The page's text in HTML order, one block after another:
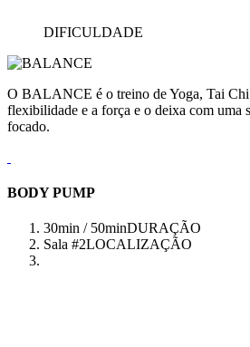
DIFICULDADE
O BALANCE é o treino de Yoga, Tai Chi
flexibilidade e a força e o deixa com uma
focado.
BODY PUMP
30min / 50minDURAÇÃO
Sala #2LOCALIZAÇÃO